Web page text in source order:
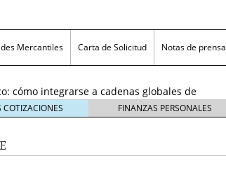
Mercantiles Carta de Solicitud Notas de prensa
rumbo al Mundial 2026: cómo prepararse
6 enero, 2026
están creciendo y cómo aprovechar la
cómo integrarse a cadenas globales de
2026 en las pequeñas y medianas
despidos y pérdidas en miles de PYMEs
COTIZACIONES FINANZAS PERSONALES